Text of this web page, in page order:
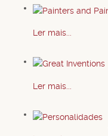
Ler mais...
Ler mais...